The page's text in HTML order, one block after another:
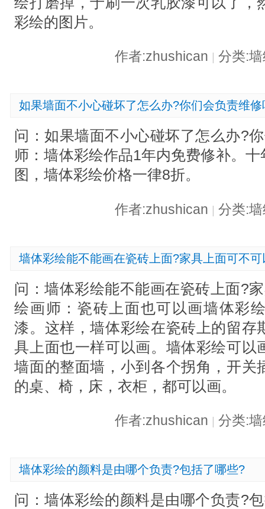
彩绘的图片。
作者:zhushican 分类:
如果墙面不小心碰坏了怎么办?你们会负责维修
问：如果墙面不小心碰坏了怎么办?
师：墙体彩绘作品1年内免费修补。
图，墙体彩绘价格一律8折。
作者:zhushican | 分类:
墙体彩绘能不能画在瓷砖上面?家具上面可不
问：墙体彩绘能不能画在瓷砖上面?
绘画师：瓷砖上面也可以画墙体彩
漆。这样，墙体彩绘在瓷砖上的留存
具上面也一样可以画。墙体彩绘可以
墙面的整面墙，小到各个拐角，开关
的桌、椅，床，衣柜，都可以画。
作者:zhushican 分类:
墙体彩绘的颜料是由哪个负责?包括了哪些?
问：墙体彩绘的颜料是由哪个负责?